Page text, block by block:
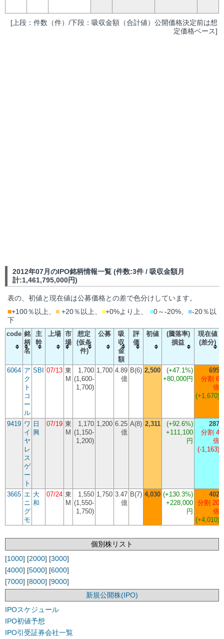
[上段：件数（件）/下段：吸収金額（合計値）公開価格決定前は想
定価格ベース]
2012年07月のIPO銘柄情報一覧 (件数:3件 / 吸収金額月
計:1,461,795,000円)
表の、初値と現在値は公募価格との差で色分けしています。
■+100％以上、 ■ +20％以上、 ■+0%より上、 ■0～-20%、 ■-20％以
下
code 銘
柄
名
主
幹
上場 市
場
想定
(仮条
件)
公募
吸
収
金
額
評
価
初値
(騰落率)
損益
現在値
(差分)
6064 ア
ク
ト
コ
ー
ル
SBI 07/13 東
M
1,700
(1,600-
1,700)
1,700 4.89
億
B(6) 2,500 (+47.1%)
+80,000円
695
分割 6
倍
(+1,670)
9419 ワ
イ
ヤ
レ
ス
ゲ
ー
ト
日
興
07/19 東
M
1,170
(1,150-
1,200)
1,200 6.25
億
A(8) 2,311 (+92.6%)
+111,100
円
287
分割 4
倍
(-1,163)
3665 エ
ニ
グ
モ
大
和
07/24 東
M
1,550
(1,550-
1,750)
1,750 3.47
億
B(7) 4,030 (+130.3%)
+228,000
円
402
分割 20
倍
(+4,010)
個別株リスト
[1000] [2000] [3000]
[4000] [5000] [6000]
[7000] [8000] [9000]
新規公開株(IPO)
IPOスケジュール
IPO初値予想
IPO引受証券会社一覧